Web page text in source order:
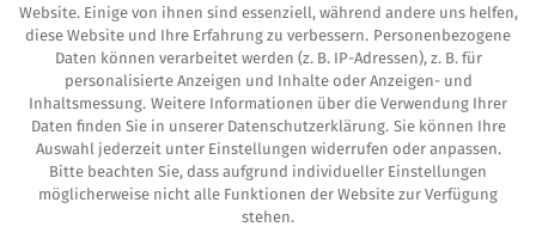
Dezember 2021(3)
November 2021(2)
Oktober 2021(4)
August 2021(1)
Juni 2021(3)
Website. Einige von ihnen sind essenziell, während andere uns helfen,
diese Website und Ihre Erfahrung zu verbessern. Personenbezogene
Daten können verarbeitet werden (z. B. IP-Adressen), z. B. für
personalisierte Anzeigen und Inhalte oder Anzeigen- und
Inhaltsmessung. Weitere Informationen über die Verwendung Ihrer
Daten finden Sie in unserer Datenschutzerklärung. Sie können Ihre
Auswahl jederzeit unter Einstellungen widerrufen oder anpassen.
Bitte beachten Sie, dass aufgrund individueller Einstellungen
möglicherweise nicht alle Funktionen der Website zur Verfügung
stehen.